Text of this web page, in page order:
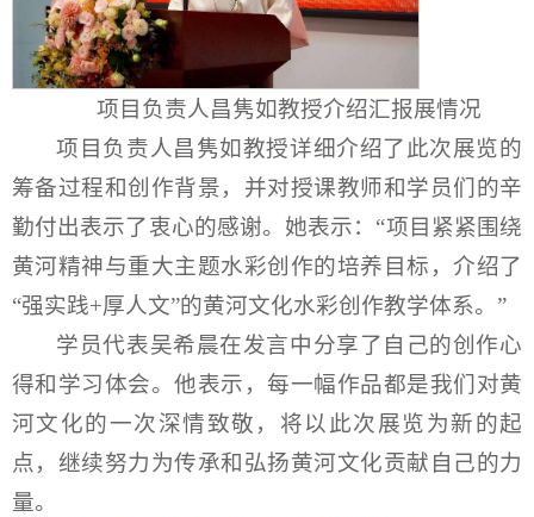
项目负责人昌隽如教授介绍汇报展情况
项目负责人昌隽如教授详细介绍了此次展览的
筹备过程和创作背景，并对授课教师和学员们的辛
勤付出表示了衷心的感谢。她表示：“项目紧紧围绕
黄河精神与重大主题水彩创作的培养目标，介绍了
“强实践+厚人文”的黄河文化水彩创作教学体系。”
学员代表吴希晨在发言中分享了自己的创作心
得和学习体会。他表示，每一幅作品都是我们对黄
河文化的一次深情致敬，将以此次展览为新的起
点，继续努力为传承和弘扬黄河文化贡献自己的力
量。